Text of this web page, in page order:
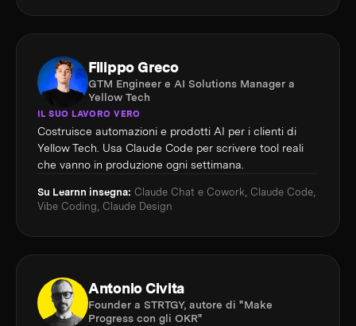
Filippo Greco
GTM Engineer e AI Solutions Manager a
Yellow Tech
IL SUO LAVORO VERO
Costruisce automazioni e prodotti AI per i clienti di
Yellow Tech. Usa Claude Code per scrivere tool reali
che vanno in produzione ogni settimana.
Su Learnn insegna: Claude Chat e Cowork, Claude Code,
Vibe Coding, Claude Design
Antonio Civita
Founder a STRTGY, autore di "Make
Progress con gli OKR"